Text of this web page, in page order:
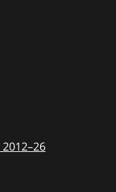
2012–26